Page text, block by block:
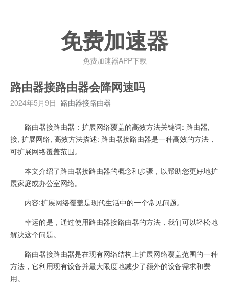
免费加速器
免费加速器APP下载
路由器接路由器会降网速吗
2024年5月9日 路由器接路由器
路由器接路由器：扩展网络覆盖的高效方法关键词: 路由器,
接, 扩展网络, 高效方法描述: 路由器接路由器是一种高效的方法，
可扩展网络覆盖范围。
本文介绍了路由器接路由器的概念和步骤，以帮助您更好地扩
展家庭或办公室网络。
内容:扩展网络覆盖是现代生活中的一个常见问题。
幸运的是，通过使用路由器接路由器的方法，我们可以轻松地
解决这个问题。
路由器接路由器是在现有网络结构上扩展网络覆盖范围的一种
方法，它利用现有设备并最大限度地减少了额外的设备需求和费
用。